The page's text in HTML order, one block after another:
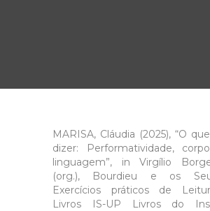
MARISA, Cláudia (2025), “O
dizer: Performatividade,
linguagem”, in Virgílio
(org.), Bourdieu e os
Exercícios práticos de
Livros IS-UP Livros do